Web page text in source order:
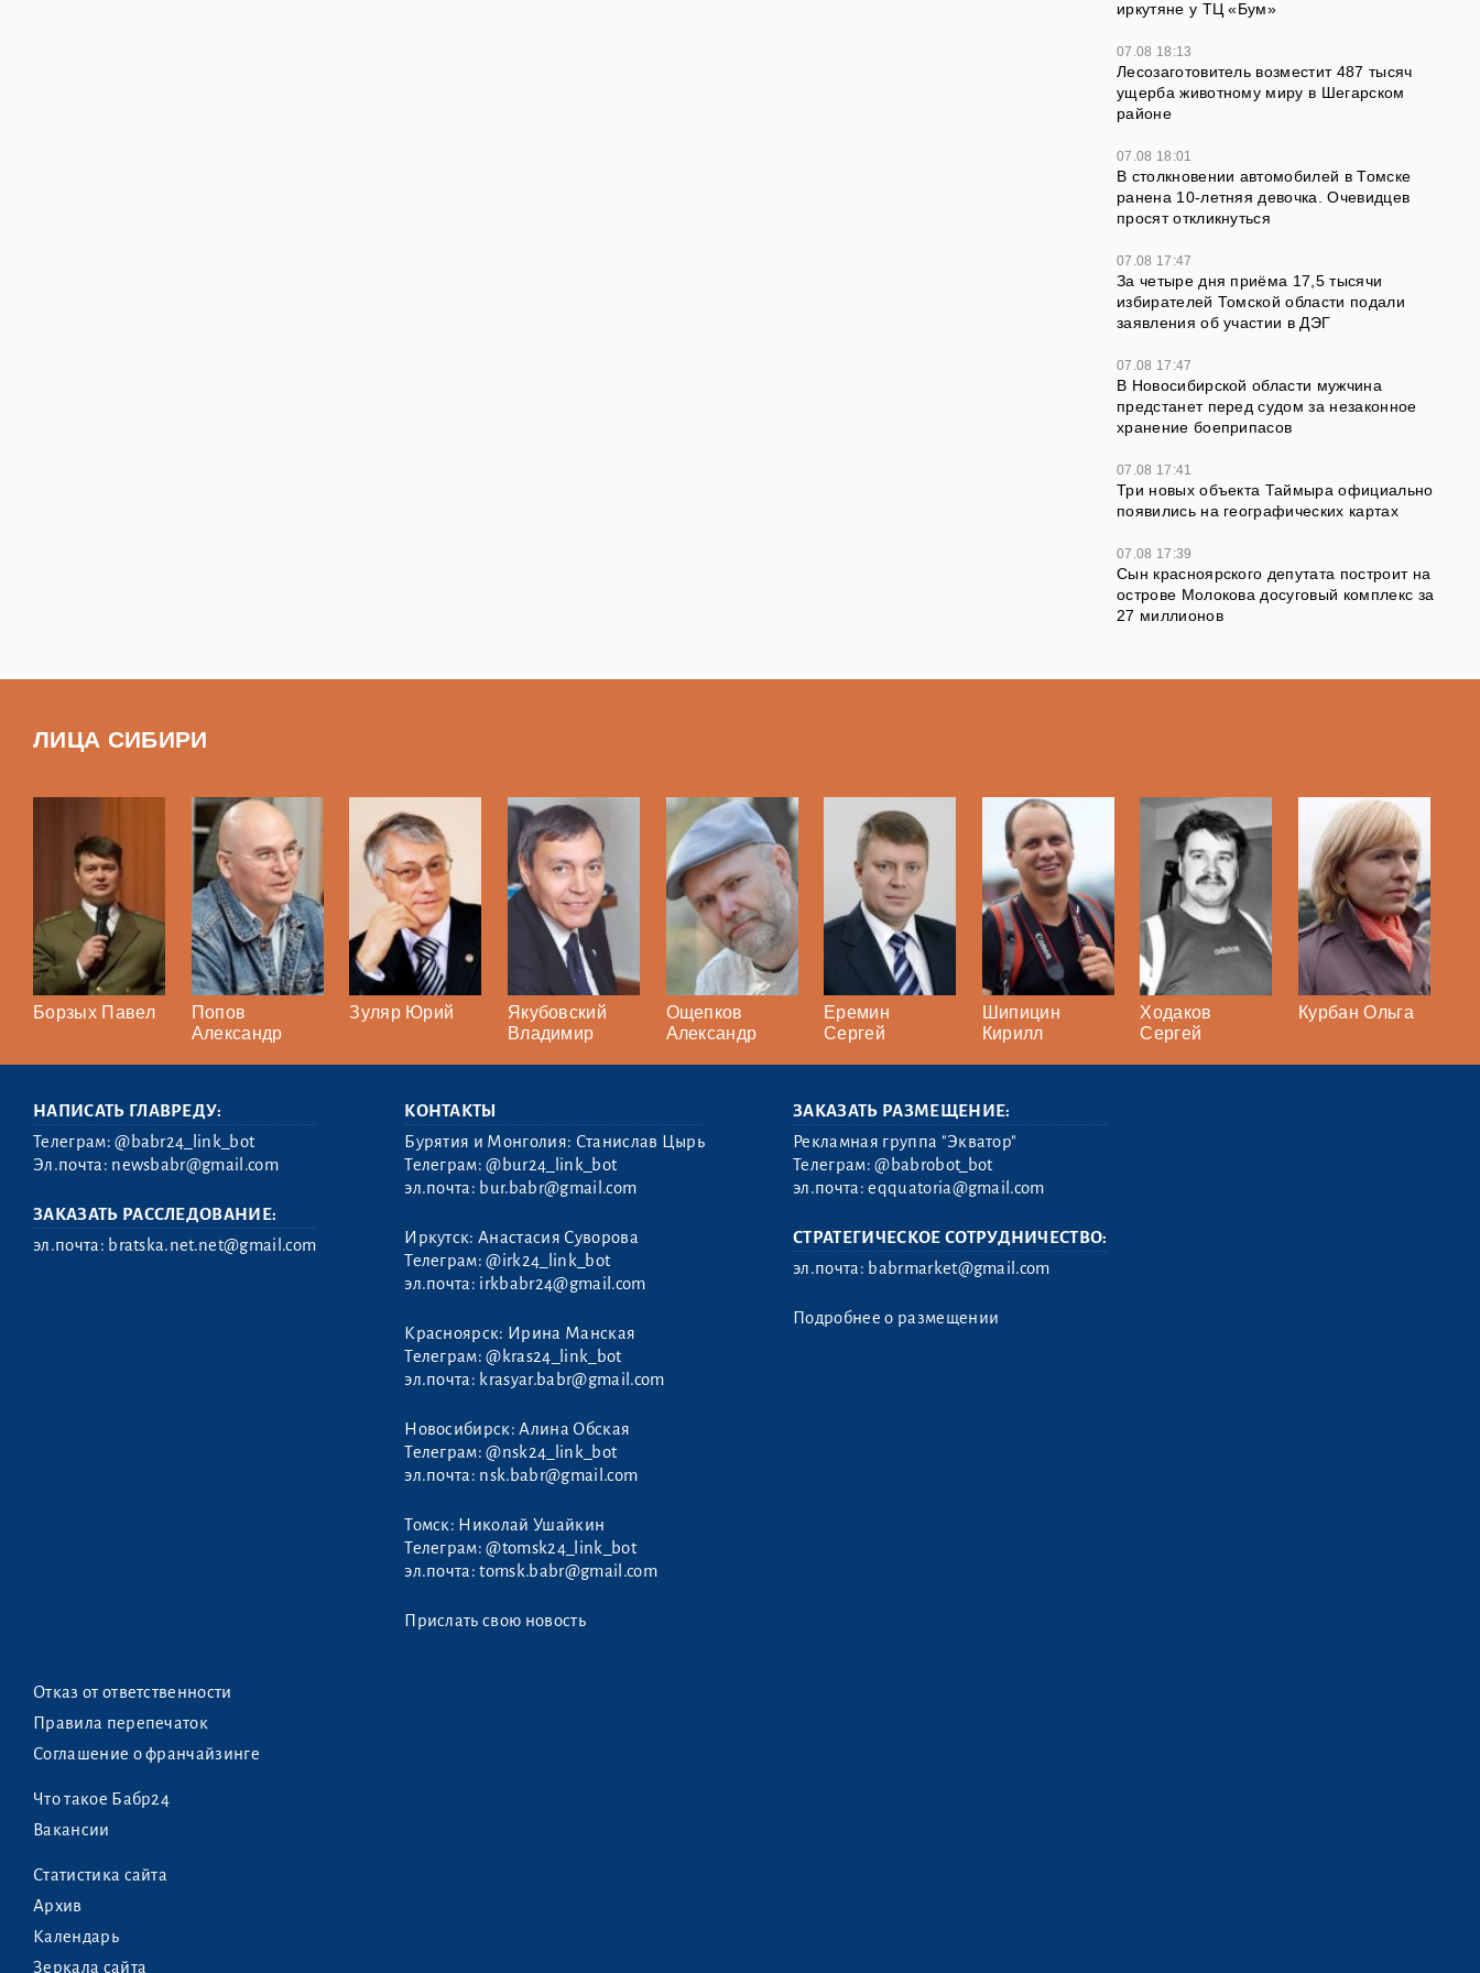
иркутяне у ТЦ «Бум»
07.08 18:13
Лесозаготовитель возместит 487 тысяч
ущерба животному миру в Шегарском
районе
07.08 18:01
В столкновении автомобилей в Томске
ранена 10-летняя девочка. Очевидцев
просят откликнуться
07.08 17:47
За четыре дня приёма 17,5 тысячи
избирателей Томской области подали
заявления об участии в ДЭГ
07.08 17:47
В Новосибирской области мужчина
предстанет перед судом за незаконное
хранение боеприпасов
07.08 17:41
Три новых объекта Таймыра официально
появились на географических картах
07.08 17:39
Сын красноярского депутата построит на
острове Молокова досуговый комплекс за
27 миллионов
ЛИЦА СИБИРИ
Борзых Павел
Попов
Александр
Зуляр Юрий
Якубовский
Владимир
Ощепков
Александр
Еремин
Сергей
Шипицин
Кирилл
Ходаков
Сергей
Курбан Ольга
НАПИСАТЬ ГЛАВРЕДУ:
Телеграм:@babr24_link_bot
Эл.почта: newsbabr@gmail.com
ЗАКАЗАТЬ РАССЛЕДОВАНИЕ:
эл.почта: bratska.net.net@gmail.com
КОНТАКТЫ
Бурятия и Монголия: Станислав Цырь
Телеграм:@bur24_link_bot
эл.почта: bur.babr@gmail.com
Иркутск: Анастасия Суворова
Телеграм:@irk24_link_bot
эл.почта: irkbabr24@gmail.com
Красноярск: Ирина Манская
Телеграм:@kras24_link_bot
эл.почта: krasyar.babr@gmail.com
Новосибирск: Алина Обская
Телеграм:@nsk24_link_bot
эл.почта: nsk.babr@gmail.com
Томск: Николай Ушайкин
Телеграм:@tomsk24_link_bot
эл.почта:tomsk.babr@gmail.com
Прислать свою новость
ЗАКАЗАТЬ РАЗМЕЩЕНИЕ:
Рекламная группа "Экватор"
Телеграм:@babrobot_bot
эл.почта:eqquatoria@gmail.com
СТРАТЕГИЧЕСКОЕ СОТРУДНИЧЕСТВО:
эл.почта: babrmarket@gmail.com
Подробнее о размещении
Отказ от ответственности
Правила перепечаток
Соглашение о франчайзинге
Что такое Бабр24
Вакансии
Статистика сайта
Архив
Календарь
Зеркала сайта